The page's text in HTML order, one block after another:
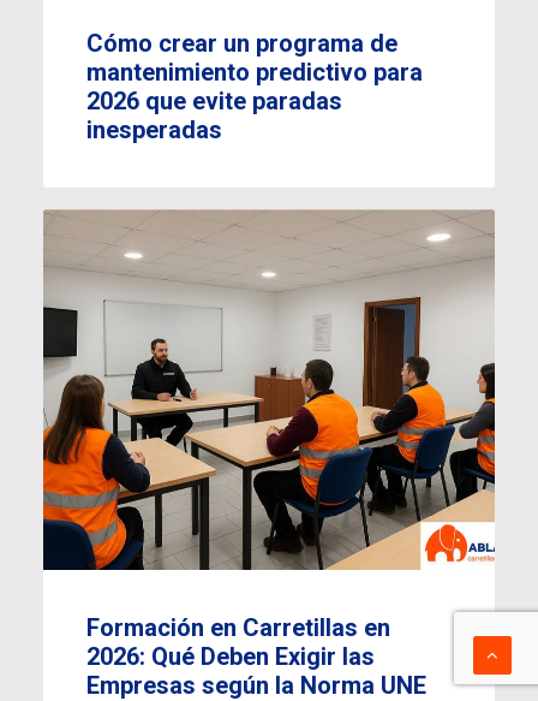
Cómo crear un programa de
mantenimiento predictivo para
2026 que evite paradas
inesperadas
Formación en Carretillas en
2026: Qué Deben Exigir las
Empresas según la Norma UNE